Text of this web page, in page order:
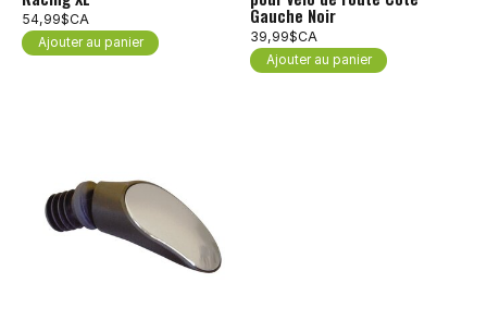
54,99$CA
Ajouter au panier
Gauche Noir
39,99$CA
Ajouter au panier